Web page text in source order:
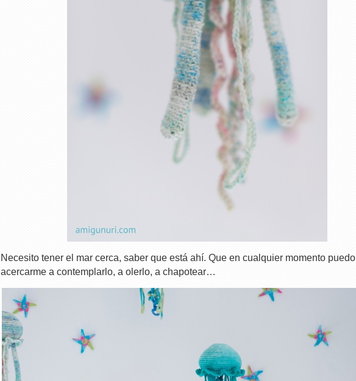
Necesito tener el mar cerca, saber que está ahí. Que en cualquier momento puedo
acercarme a contemplarlo, a olerlo, a chapotear…